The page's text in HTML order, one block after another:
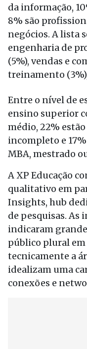
da informação,
8% são
negócios. A lista
engenharia de
(5%), vendas e
treinamento
Entre o nível de
ensino superior
médio, 22%
incompleto e
MBA, mestrado
A XP Educação
qualitativo em
Insights, hub
de pesquisas. As
indicaram
público plural
tecnicamente a
idealizam uma
conexões e